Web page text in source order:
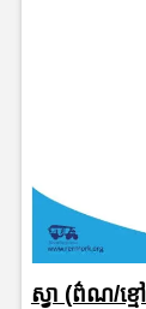
ស្វា (ព៌ណ/ខ្ម